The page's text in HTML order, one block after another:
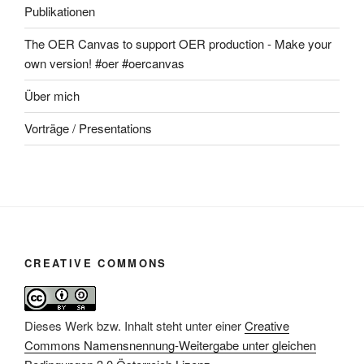
Publikationen
The OER Canvas to support OER production - Make your
own version! #oer #oercanvas
Über mich
Vorträge / Presentations
CREATIVE COMMONS
Dieses Werk bzw. Inhalt steht unter einerCreative
Commons Namensnennung-Weitergabe unter gleichen